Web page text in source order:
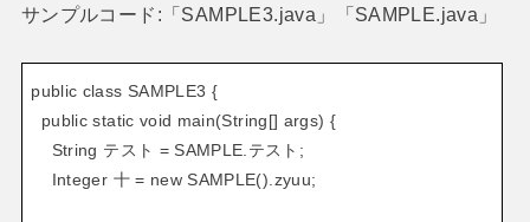
サンプルコード:「SAMPLE3.java」「SAMPLE.java」
public class SAMPLE3 {
public static void main(String[] args) {
String テスト = SAMPLE.テスト;
Integer 十 = new SAMPLE().zyuu;